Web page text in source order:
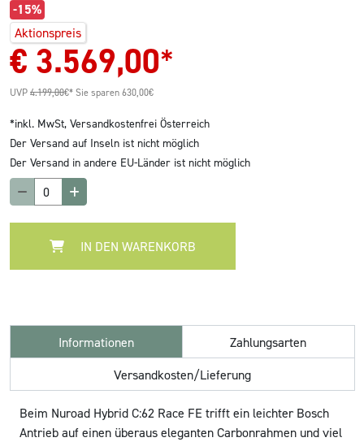
-15%
Aktionspreis
€ 3.569,00*
UVP 4.199,00€* Sie sparen 630,00€
*inkl. MwSt, Versandkostenfrei Österreich
Der Versand auf Inseln ist nicht möglich
Der Versand in andere EU-Länder ist nicht möglich
IN DEN WARENKORB
Informationen
Zahlungsarten
Versandkosten/Lieferung
Beim Nuroad Hybrid C:62 Race FE trifft ein leichter Bosch
Antrieb auf einen überaus eleganten Carbonrahmen und viel